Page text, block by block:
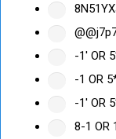
-1' OR
-1 OR
-1' OR
8-1 OR